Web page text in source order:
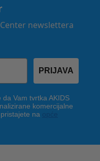
newslettera
PRIJAVA
Vam tvrtka AKIDS
komercijalne
na